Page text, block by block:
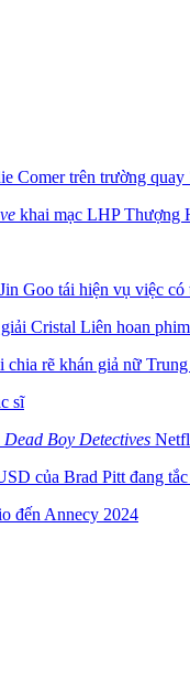
Comer trên trường quay
khai mạc LHP Thượng
Goo tái hiện vụ việc có
Cristal Liên hoan
chia rẽ khán giả nữ
sĩ
Dead Boy Detectives
của Brad Pitt đang tắc
đến Annecy 2024